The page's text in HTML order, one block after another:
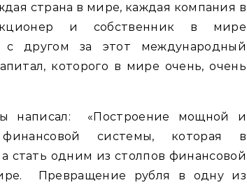
страна в мире, каждая компания в
и собственник в мире
с другом за этот международный
которого в мире очень, очень
написал: «Построение мощной и
финансовой системы, которая в
стать одним из столпов финансовой
Превращение рубля в одну из